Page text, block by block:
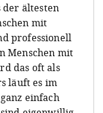
der ältesten
mit
professionell
Menschen mit
das oft als
läuft es im
einfach